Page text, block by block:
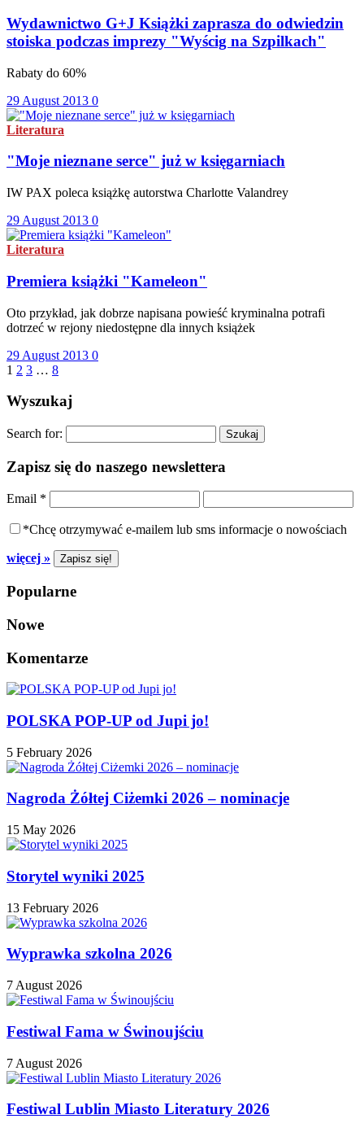
Wydawnictwo G+J Książki zaprasza do odwiedzin
stoiska podczas imprezy "Wyścig na Szpilkach"
Rabaty do 60%
29 August 2013 0
Literatura
"Moje nieznane serce" już w księgarniach
IW PAX poleca książkę autorstwa Charlotte Valandrey
29 August 2013 0
Literatura
Premiera książki "Kameleon"
Oto przykład, jak dobrze napisana powieść kryminalna potrafi
dotrzeć w rejony niedostępne dla innych książek
29 August 2013 0
1 2 3 … 8
Wyszukaj
Search for:
Zapisz się do naszego newslettera
Email *
*Chcę otrzymywać e-mailem lub sms informacje o nowościach
więcej »
Popularne
Nowe
Komentarze
POLSKA POP-UP od Jupi jo!
5 February 2026
Nagroda Żółtej Ciżemki 2026 – nominacje
15 May 2026
Storytel wyniki 2025
13 February 2026
Wyprawka szkolna 2026
7 August 2026
Festiwal Fama w Świnoujściu
7 August 2026
Festiwal Lublin Miasto Literatury 2026